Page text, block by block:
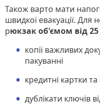
Також варто мати
швидкої евакуації. Для
рюкзак об'ємом від 25
копії важливих
пакуванні
кредитні картки та
дублікати ключів